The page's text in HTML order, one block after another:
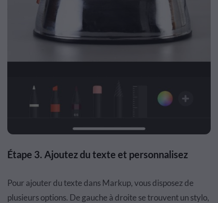
Étape 3. Ajoutez du texte et personnalisez
Pour ajouter du texte dans Markup, vous disposez de
plusieurs options. De gauche à droite se trouvent un stylo,